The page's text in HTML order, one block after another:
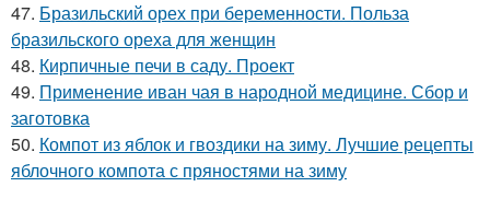
47. Бразильский орех при беременности. Польза
бразильского ореха для женщин
48. Кирпичные печи в саду. Проект
49. Применение иван чая в народной медицине. Сбор и
заготовка
50. Компот из яблок и гвоздики на зиму. Лучшие рецепты
яблочного компота с пряностями на зиму